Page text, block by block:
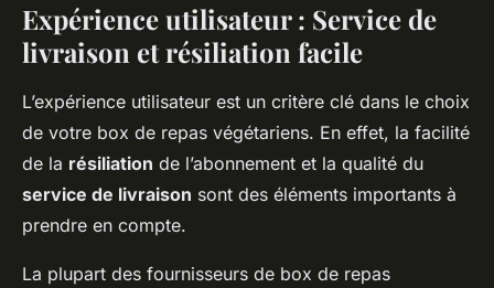
Expérience utilisateur : Service de
livraison et résiliation facile
L’expérience utilisateur est un critère clé dans le choix
de votre box de repas végétariens. En effet, la facilité
de la résiliation de l’abonnement et la qualité du
service de livraison sont des éléments importants à
prendre en compte.
La plupart des fournisseurs de box de repas